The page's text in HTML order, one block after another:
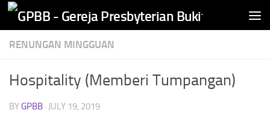
Skip to content
RENUNGAN MINGGUAN
Hospitality (Memberi Tumpangan)
BYGPBB · JULY 19, 2019